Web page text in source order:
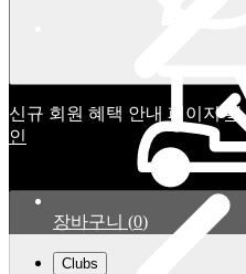
신규 회원 혜택 안내 페이지확
인
장바구니 (0)
Clubs